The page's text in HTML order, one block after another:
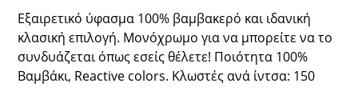
Εξαιρετικό ύφασμα 100% βαμβακερό και ιδανική
κλασική επιλογή. Μονόχρωμο για να μπορείτε να το
συνδυάζεται όπως εσείς θέλετε! Ποιότητα 100%
Βαμβάκι, Reactive colors. Κλωστές ανά ίντσα: 150